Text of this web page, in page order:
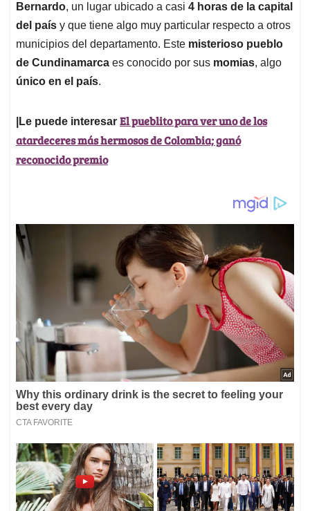
Bernardo, un lugar ubicado a casi 4 horas de la capital
del país y que tiene algo muy particular respecto a otros
municipios del departamento. Este misterioso pueblo
de Cundinamarca es conocido por sus momias, algo
único en el país.
|Le puede interesar El pueblito para ver uno de los
atardeceres más hermosos de Colombia; ganó
reconocido premio